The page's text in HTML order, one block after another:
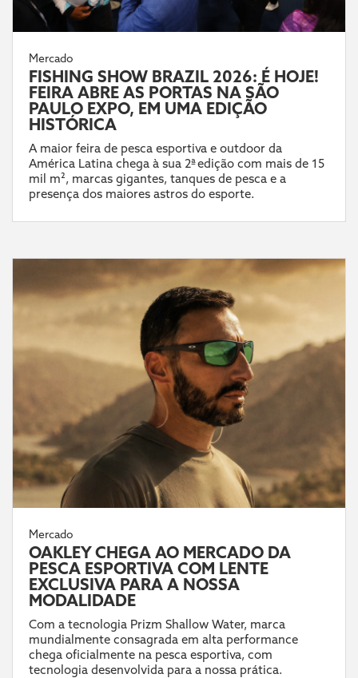
Mercado
FISHING SHOW BRAZIL 2026: É HOJE!
FEIRA ABRE AS PORTAS NA SÃO
PAULO EXPO, EM UMA EDIÇÃO
HISTÓRICA
A maior feira de pesca esportiva e outdoor da
América Latina chega à sua 2ª edição com mais de 15
mil m², marcas gigantes, tanques de pesca e a
presença dos maiores astros do esporte.
Mercado
OAKLEY CHEGA AO MERCADO DA
PESCA ESPORTIVA COM LENTE
EXCLUSIVA PARA A NOSSA
MODALIDADE
Com a tecnologia Prizm Shallow Water, marca
mundialmente consagrada em alta performance
chega oficialmente na pesca esportiva, com
tecnologia desenvolvida para a nossa prática.